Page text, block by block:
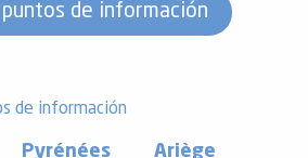
de información
de información
Pyrénées Ariège